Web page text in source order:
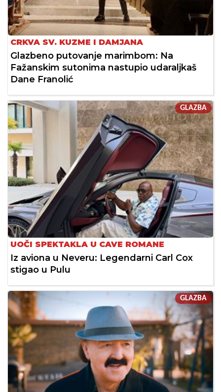
CRKVA SV. KUZME I DAMJANA
Glazbeno putovanje marimbom: Na
Fažanskim sutonima nastupio udaraljkaš
Dane Franolić
GLAZBA
UOČI SPEKTAKLA U CAVE ROMANE
Iz aviona u Neveru: Legendarni Carl Cox
stigao u Pulu
GLAZBA